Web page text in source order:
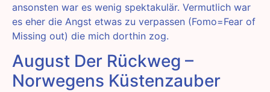
ansonsten war es wenig spektakulär. Vermutlich war
es eher die Angst etwas zu verpassen (Fomo=Fear of
Missing out) die mich dorthin zog.
August Der Rückweg –
Norwegens Küstenzauber